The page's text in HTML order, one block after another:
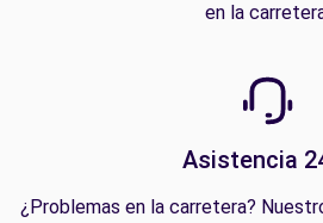
en la
Asistencia
¿Problemas en la carretera?